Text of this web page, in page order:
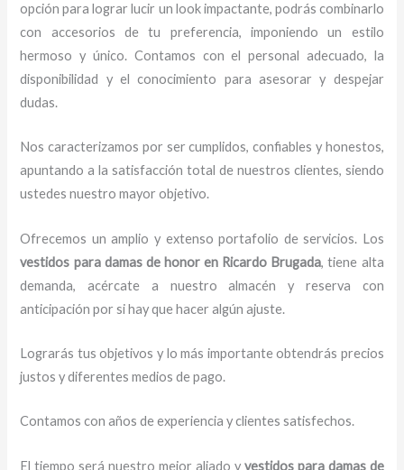
opción para lograr lucir un look impactante, podrás combinarlo
con accesorios de tu preferencia, imponiendo un estilo
hermoso y único. Contamos con el personal adecuado, la
disponibilidad y el conocimiento para asesorar y despejar
dudas.
Nos caracterizamos por ser cumplidos, confiables y honestos,
apuntando a la satisfacción total de nuestros clientes, siendo
ustedes nuestro mayor objetivo.
Ofrecemos un amplio y extenso portafolio de servicios. Los
vestidos para damas de honoren Ricardo Brugada, tiene alta
demanda, acércate a nuestro almacén y reserva con
anticipación por si hay que hacer algún ajuste.
Lograrás tus objetivos y lo más importante obtendrás precios
justos y diferentes medios de pago.
Contamos con años de experiencia y clientes satisfechos.
El tiempo será nuestro mejor aliado y vestidos para damas de